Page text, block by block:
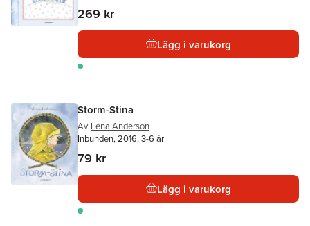
269 kr
Lägg i varukorg
Storm-Stina
Av Lena Anderson
Inbunden, 2016, 3-6 år
79 kr
Lägg i varukorg